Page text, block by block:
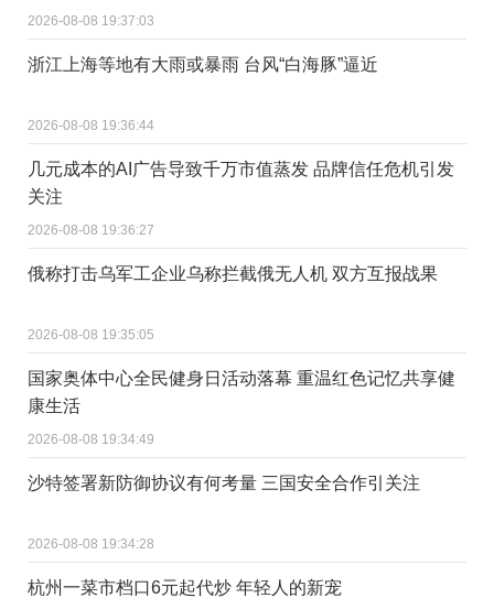
2026-08-08 19:37:03
浙江上海等地有大雨或暴雨 台风“白海豚”逼近
2026-08-08 19:36:44
几元成本的AI广告导致千万市值蒸发 品牌信任危机引发
关注
2026-08-08 19:36:27
俄称打击乌军工企业乌称拦截俄无人机 双方互报战果
2026-08-08 19:35:05
国家奥体中心全民健身日活动落幕 重温红色记忆共享健
康生活
2026-08-08 19:34:49
沙特签署新防御协议有何考量 三国安全合作引关注
2026-08-08 19:34:28
杭州一菜市档口6元起代炒 年轻人的新宠